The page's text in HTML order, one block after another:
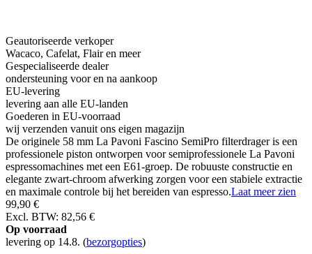
Geautoriseerde verkoper
Wacaco, Cafelat, Flair en meer
Gespecialiseerde dealer
ondersteuning voor en na aankoop
EU-levering
levering aan alle EU-landen
Goederen in EU-voorraad
wij verzenden vanuit ons eigen magazijn
De originele 58 mm La Pavoni Fascino SemiPro filterdrager is een
professionele piston ontworpen voor semiprofessionele La Pavoni
espressomachines met een E61-groep. De robuuste constructie en
elegante zwart-chroom afwerking zorgen voor een stabiele extractie
en maximale controle bij het bereiden van espresso.Laat meer zien
99,90 €
Excl. BTW: 82,56 €
Op voorraad
levering op 14.8. (bezorgopties)